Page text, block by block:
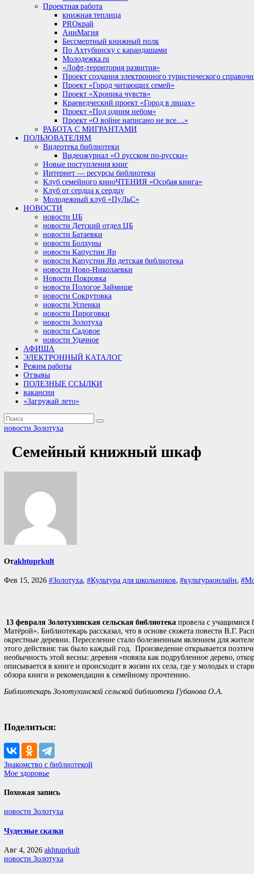
Проектная работа
книжная теплица
PROкрай
АниМагия
Бессмертный книжный полк
По Ахтубинску с карандашами
Молодежка.ru
«Лофт-территория развития»
Проект создания электронного туристического
Проект «Город читающих семей»
Проект «Хроника чувств»
Краеведческий проект «Город в лицах»
Проект «Под одним небом»
Проект «О войне написано не все…»
РАБОТА С МИГРАНТАМИ
ПОЛЬЗОВАТЕЛЯМ
Видеотека библиотеки
Видеожурнал «О русском по-русски»
Новые поступления книг
Интернет — ресурсы библиотеки
Клуб семейного киноЧТЕНИЯ «Особая книга»
Клуб от сердца к сердцу
Молодежный клуб «ПуЛьС»
НОВОСТИ
новости ЦБ
новости Детский отдел ЦБ
новости Батаевки
новости Болхуны
новости Капустин Яр
новости Капустин Яр детская библиотека
новости Ново-Николаевки
Новости Покровка
новости Пологое Займище
новости Сокрутовка
новости Успенки
новости Пироговки
новости Золотуха
новости Садовое
новости Удачное
АФИША
ЭЛЕКТРОННЫЙ КАТАЛОГ
Режим работы
Отзывы
ПОЛЕЗНЫЕ ССЫЛКИ
вакансии
«Загружай лето»
новости Золотуха
Семейный книжный шкаф
Отakhtuprkult
Фев 15, 2026 #Золотуха, #Культура для школьников, #культураонлайн,
13 февраля Золотухинская сельская библиотека провела с учащимися
Матёрой». Библиотекарь рассказал, что в основе сюжета повести В.Г.
окрестные деревни. Переселение стало болезненным явлением для
этого действия: так было каждый год. Произведение открывается
необычность этой весны: деревня «повяла как подрубленное дерево,
описывается в книге и происходит в жизни их села, где у молодых и
обзора книги и рекомендации к семейному прочтению.
Библиотекарь Золотухинской сельской библиотеки Губанова О.А.
Поделиться:
Навигация
по
записям
Знакомство с библиотекой
Мое здоровье
Похожая запись
новости Золотуха
Чудесные сказки
Авг 4, 2026 akhtuprkult
новости Золотуха